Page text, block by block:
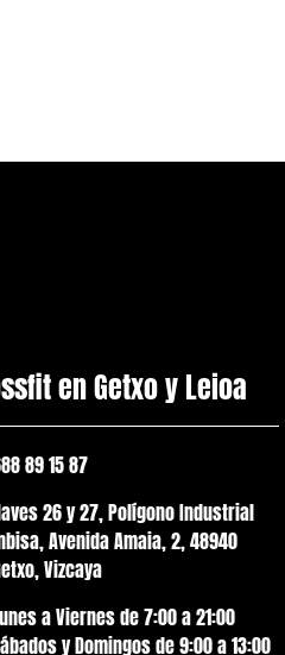
en Getxo y Leioa
89 15 87
26 y 27, Polígono Industrial
Avenida Amaia, 2, 48940
Vizcaya
a Viernes de 7:00 a 21:00
y Domingos de 9:00 a 13:00